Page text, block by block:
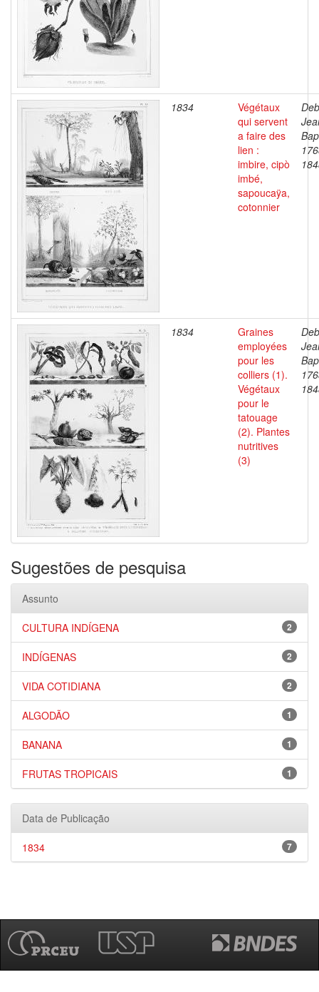
1834
Végétaux
qui servent
a faire des
lien :
imbire, cipò
imbé,
sapoucaÿa,
cotonnier
1834
Graines
employées
pour les
colliers (1).
Végétaux
pour le
tatouage
(2). Plantes
nutritives
(3)
Sugestões de pesquisa
Assunto
2
CULTURA INDÍGENA
2
INDÍGENAS
2
VIDA COTIDIANA
1
ALGODÃO
1
BANANA
1
FRUTAS TROPICAIS
Data de Publicação
7
1834